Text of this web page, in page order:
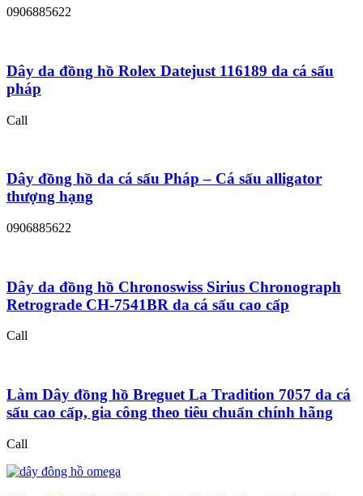
0906885622
Dây da đồng hồ Rolex Datejust 116189 da cá sấu
pháp
Call
Dây đồng hồ da cá sấu Pháp – Cá sấu alligator
thượng hạng
0906885622
Dây da đồng hồ Chronoswiss Sirius Chronograph
Retrograde CH-7541BR da cá sấu cao cấp
Call
Làm Dây đồng hồ Breguet La Tradition 7057 da cá
sấu cao cấp, gia công theo tiêu chuẩn chính hãng
Call